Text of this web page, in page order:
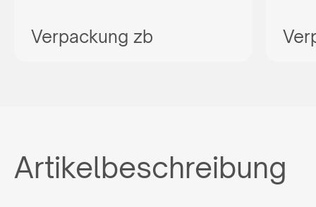
Verpackung zb
Artikelbeschreibung